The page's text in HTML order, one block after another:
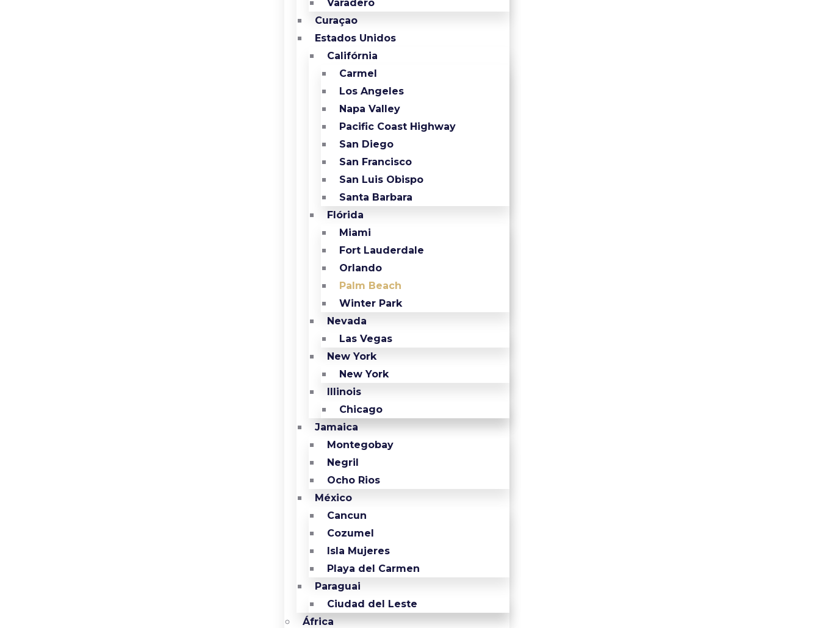
Varadero
Curaçao
Estados Unidos
Califórnia
Carmel
Los Angeles
Napa Valley
Pacific Coast Highway
San Diego
San Francisco
San Luis Obispo
Santa Barbara
Flórida
Miami
Fort Lauderdale
Orlando
Palm Beach
Winter Park
Nevada
Las Vegas
New York
New York
Illinois
Chicago
Jamaica
Montegobay
Negril
Ocho Rios
México
Cancun
Cozumel
Isla Mujeres
Playa del Carmen
Paraguai
Ciudad del Leste
África